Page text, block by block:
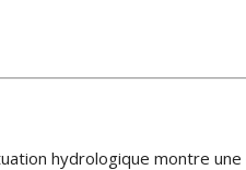
hydrologique montre